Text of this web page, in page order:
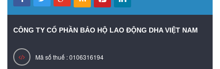
CÔNG TY CỔ PHẦN BẢO HỘ LAO ĐỘNG DHA VIỆT NAM
Mã số thuế : 0106316194